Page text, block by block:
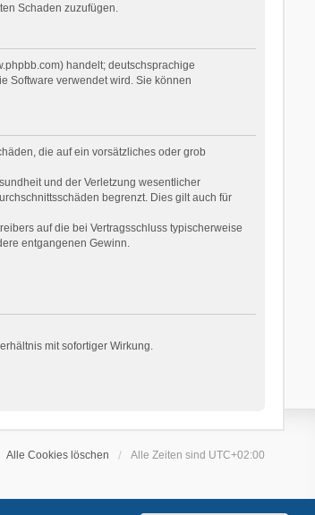
Schaden zuzufügen.
handelt; deutschsprachige
Software verwendet wird. Sie können
die auf ein vorsätzliches oder grob
und der Verletzung wesentlicher
begrenzt. Dies gilt auch für
auf die bei Vertragsschluss typischerweise
entgangenen Gewinn.
mit sofortiger Wirkung.
Alle Cookies löschen Alle Zeiten sind UTC+02:00